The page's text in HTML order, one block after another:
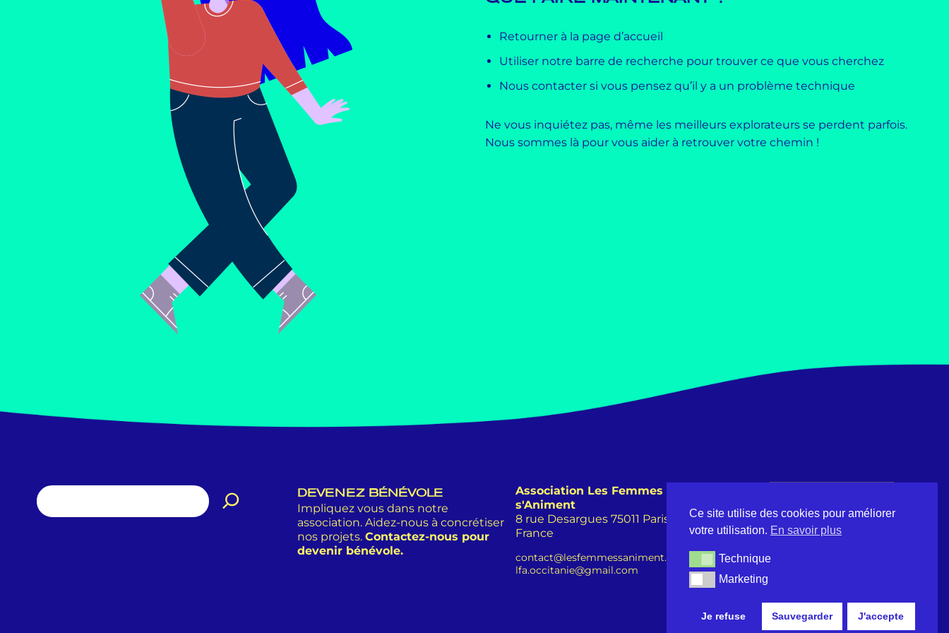
Retourner à la page d’accueil
Utiliser notre barre de recherche pour trouver ce que vous cherchez
Nous contacter si vous pensez qu’il y a un problème technique
Ne vous inquiétez pas, même les meilleurs explorateurs se perdent parfois.
Nous sommes là pour vous aider à retrouver votre chemin !
DEVENEZ BÉNÉVOLE
Impliquez vous dans notre
association. Aidez-nous à concrétiser
nos projets. Contactez-nous pour
devenir bénévole.
Association Les Femmes
s'Animent
8 rue Desargues 75011 Paris -
France
contact@lesfemmessaniment.fr
lfa.occitanie@gmail.com
Ce site utilise des cookies pour améliorer
votre utilisation. En savoir plus
TechniqueTechnique
MarketingMarketing
Je refuse Sauvegarder J'accepte